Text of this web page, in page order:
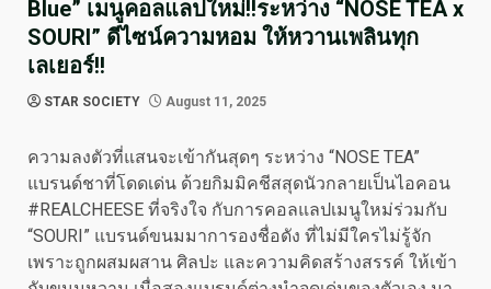
Blue” เมนูคอลแลปใหม่!!ระหว่าง “NOSE TEA x
SOURI” ดีไซน์ความหอม ให้หวานเพลินทุก
เลเยอร์!!
STAR SOCIETY August 11, 2025
ความลงตัวที่แสนจะเข้ากันสุดๆ ระหว่าง “NOSE TEA”
แบรนด์ชาที่โดดเด่น ด้วยกิมมิคชีสสุดนัวกลายเป็นไอคอน
#REALCHEESE ที่จริงใจ กับการคอลแลปเมนูใหม่ร่วมกับ
“SOURI” แบรนด์ขนมมาการองชื่อดัง ที่ไม่มีใครไม่รู้จัก
เพราะถูกผสมผสาน ศิลปะ และความคิดสร้างสรรค์ ให้เข้า